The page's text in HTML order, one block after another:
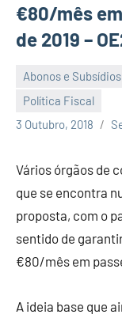
€80/mês
de 2019 –
Abonos e Subsídios
Política Fiscal
3 Outubro, 2018
Economia
e
Vários órgãos de
que se encontra
proposta, com o
sentido de
€80/mês em
A ideia base que